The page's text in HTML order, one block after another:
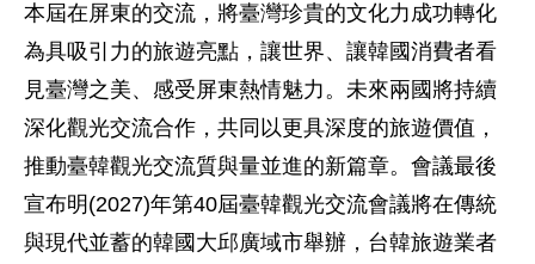
本屆在屏東的交流，將臺灣珍貴的文化力成功轉化
為具吸引力的旅遊亮點，讓世界、讓韓國消費者看
見臺灣之美、感受屏東熱情魅力。未來兩國將持續
深化觀光交流合作，共同以更具深度的旅遊價值，
推動臺韓觀光交流質與量並進的新篇章。會議最後
宣布明(2027)年第40屆臺韓觀光交流會議將在傳統
與現代並蓄的韓國大邱廣域市舉辦，台韓旅遊業者